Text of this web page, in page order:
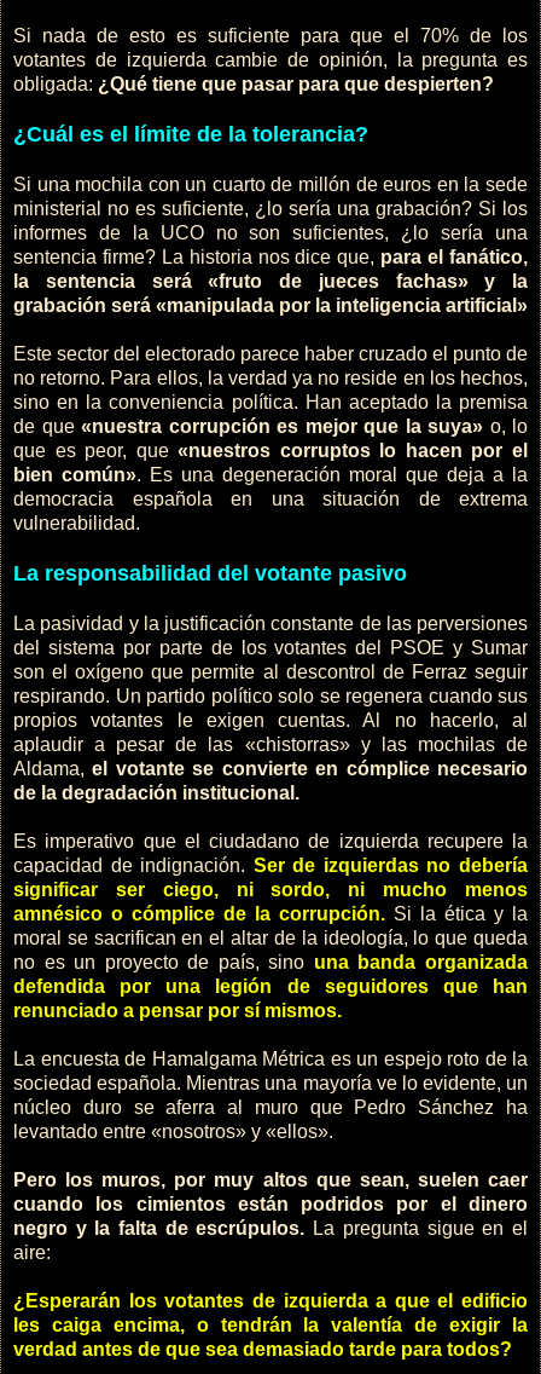
Si nada de esto es suficiente para que el 70% de los
votantes de izquierda cambie de opinión, la pregunta es
obligada: ¿Qué tiene que pasar para que despierten?
¿Cuál es el límite de la tolerancia?
Si una mochila con un cuarto de millón de euros en la sede
ministerial no es suficiente, ¿lo sería una grabación? Si los
informes de la UCO no son suficientes, ¿lo sería una
sentencia firme? La historia nos dice que, para el fanático,
la sentencia será «fruto de jueces fachas» y la
grabación será «manipulada por la inteligencia artificial»
Este sector del electorado parece haber cruzado el punto de
no retorno. Para ellos, la verdad ya no reside en los hechos,
sino en la conveniencia política. Han aceptado la premisa
de que «nuestra corrupción es mejor que la suya» o, lo
que es peor, que«nuestros corruptos lo hacen por el
bien común». Es una degeneración moral que deja a la
democracia española en una situación de extrema
vulnerabilidad.
La responsabilidad del votante pasivo
La pasividad y la justificación constante de las perversiones
del sistema por parte de los votantes del PSOE y Sumar
son el oxígeno que permite al descontrol de Ferraz seguir
respirando. Un partido político solo se regenera cuando sus
propios votantes le exigen cuentas. Al no hacerlo, al
aplaudir a pesar de las «chistorras» y las mochilas de
Aldama,el votante se convierte en cómplice necesario
de la degradación institucional.
Es imperativo que el ciudadano de izquierda recupere la
capacidad de indignación. Ser de izquierdas no debería
significar ser ciego, ni sordo, ni mucho menos
amnésico o cómplice de la corrupción. Si la ética y la
moral se sacrifican en el altar de la ideología, lo que queda
no es un proyecto de país, sino una banda organizada
defendida por una legión de seguidores que han
renunciado a pensar por sí mismos.
La encuesta de Hamalgama Métrica es un espejo roto de la
sociedad española. Mientras una mayoría ve lo evidente, un
núcleo duro se aferra al muro que Pedro Sánchez ha
levantado entre «nosotros» y «ellos».
Pero los muros, por muy altos que sean, suelen caer
cuando los cimientos están podridos por el dinero
negro y la falta de escrúpulos. La pregunta sigue en el
aire:
¿Esperarán los votantes de izquierda a que el edificio
les caiga encima, o tendrán la valentía de exigir la
verdad antes de que sea demasiado tarde para todos?